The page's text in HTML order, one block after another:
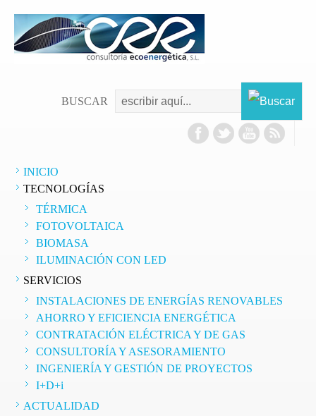
BUSCAR
INICIO
TECNOLOGÍAS
TÉRMICA
FOTOVOLTAICA
BIOMASA
ILUMINACIÓN CON LED
SERVICIOS
INSTALACIONES DE ENERGÍAS RENOVABLES
AHORRO Y EFICIENCIA ENERGÉTICA
CONTRATACIÓN ELÉCTRICA Y DE GAS
CONSULTORÍA Y ASESORAMIENTO
INGENIERÍA Y GESTIÓN DE PROYECTOS
I+D+i
ACTUALIDAD